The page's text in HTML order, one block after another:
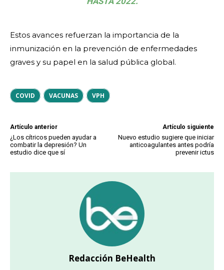
Estos avances refuerzan la importancia de la
inmunización en la prevención de enfermedades
graves y su papel en la salud pública global.
COVID VACUNAS VPH
Artículo anterior
¿Los cítricos pueden ayudar a
combatir la depresión? Un
estudio dice que sí
Artículo siguiente
Nuevo estudio sugiere que iniciar
anticoagulantes antes podría
prevenir ictus
Redacción BeHealth